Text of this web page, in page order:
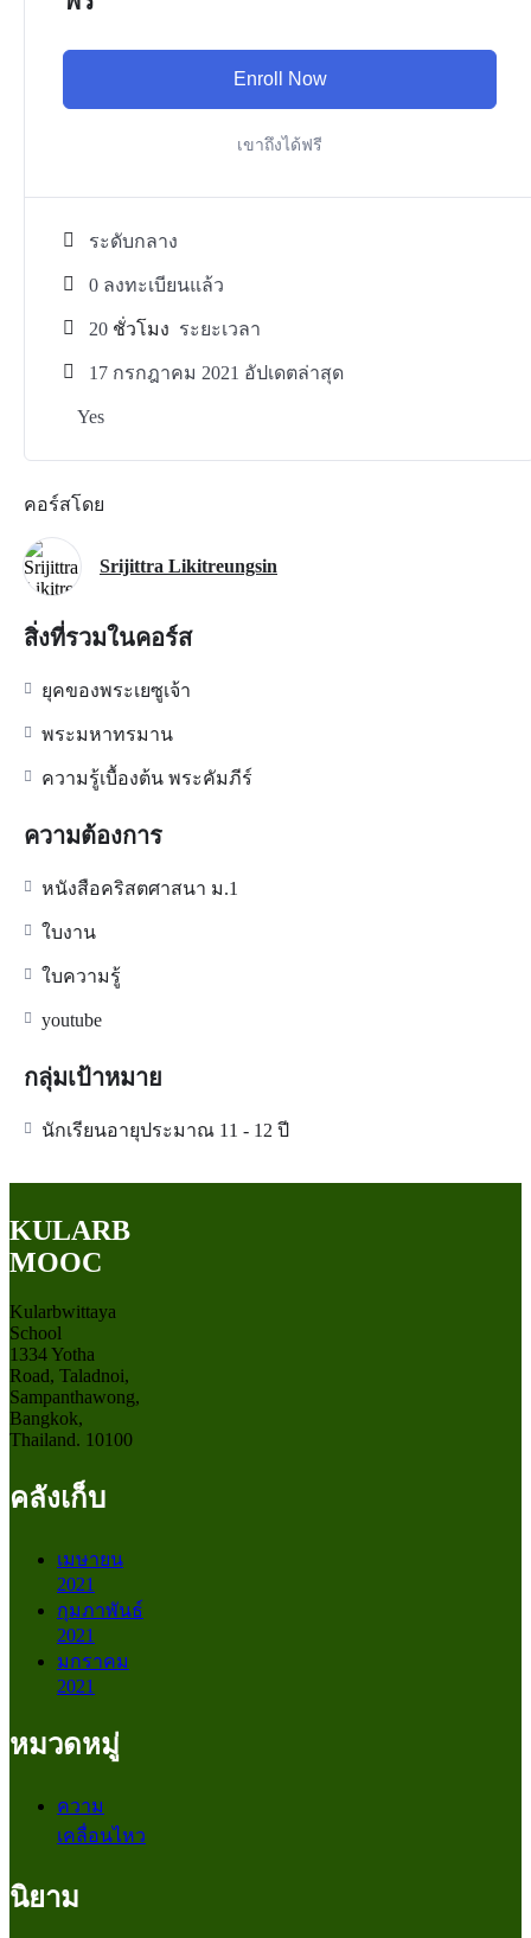
Enroll Now
เขาถึงได้ฟรี
ระดับกลาง
0 ลงทะเบียนแล้ว
20 ชั่วโมง ระยะเวลา
17 กรกฎาคม 2021 อัปเดตล่าสุด
Yes
คอร์สโดย
Srijittra Likitreungsin
สิ่งที่รวมในคอร์ส
ยุคของพระเยซูเจ้า
พระมหาทรมาน
ความรู้เบื้องต้น พระคัมภีร์
ความต้องการ
หนังสือคริสตศาสนา ม.1
ใบงาน
ใบความรู้
youtube
กลุ่มเป้าหมาย
นักเรียนอายุประมาณ 11 - 12 ปี
KULARB
MOOC
Kularbwittaya
School
1334 Yotha
Road, Taladnoi,
Sampanthawong,
Bangkok,
Thailand. 10100
คลังเก็บ
เมษายน
2021
กุมภาพันธ์
2021
มกราคม
2021
หมวดหมู่
ความ
เคลื่อนไหว
นิยาม